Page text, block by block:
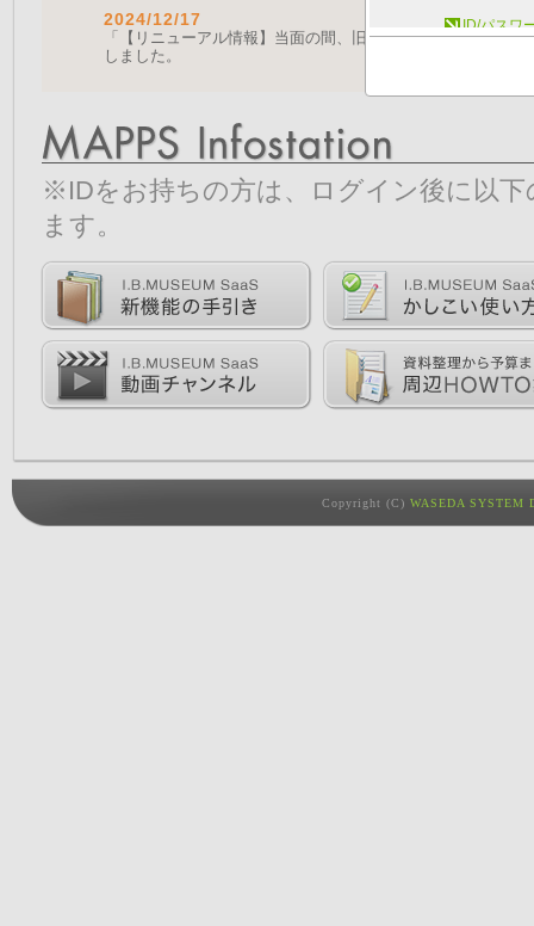
2024/12/17
「【リニューアル情報】当面の間、旧画面をご利用いただ
しました。
※IDをお持ちの方は、ログイン後に以
ます。
Copyright (C) WASEDA SYSTEM
ID/パスワ